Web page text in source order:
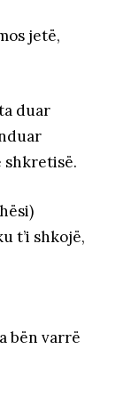
jetë,
duar
shkretisë.
t’i shkojë,
bën varrë